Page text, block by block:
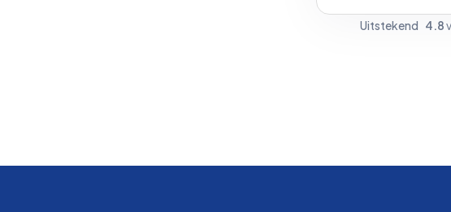
Uitstekend 4.8